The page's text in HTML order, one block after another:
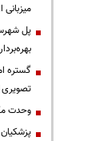
تصویری از
وحدت